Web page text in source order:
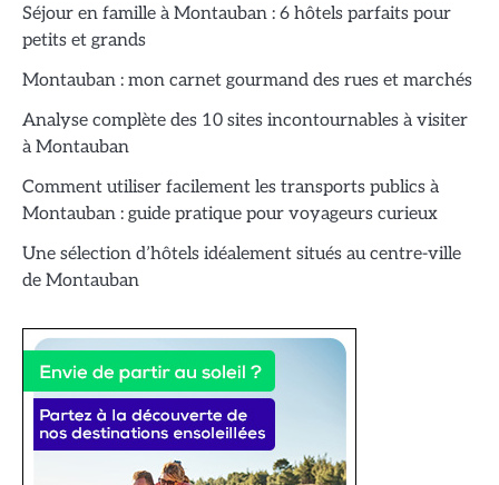
Séjour en famille à Montauban : 6 hôtels parfaits pour
petits et grands
Montauban : mon carnet gourmand des rues et marchés
Analyse complète des 10 sites incontournables à visiter
à Montauban
Comment utiliser facilement les transports publics à
Montauban : guide pratique pour voyageurs curieux
Une sélection d’hôtels idéalement situés au centre-ville
de Montauban